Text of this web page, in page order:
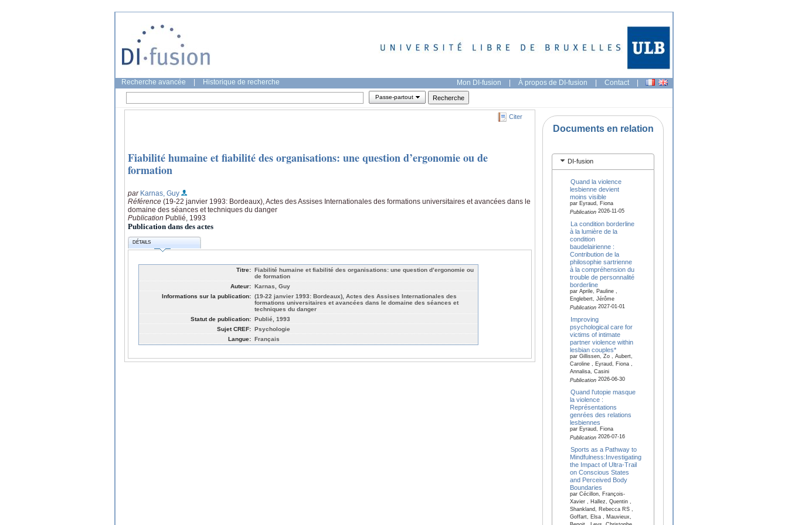
Recherche avancée Historique de recherche Mon DI-fusion | À propos de DI-fusion | Contact |
Passe-partout
Citer
Fiabilité humaine et fiabilité des organisations: une question d’ergonomie ou de
formation
par Karnas, Guy
Référence (19-22 janvier 1993: Bordeaux), Actes des Assises Internationales des formations universitaires et avancées dans le
domaine des séances et techniques du danger
Publication Publié, 1993
Publication dans des actes
DÉTAILS
Titre: Fiabilité humaine et fiabilité des organisations: une question d’ergonomie ou
de formation
Auteur: Karnas, Guy
Informations sur la publication: (19-22 janvier 1993: Bordeaux), Actes des Assises Internationales des
formations universitaires et avancées dans le domaine des séances et
techniques du danger
Statut de publication: Publié, 1993
Sujet CREF: Psychologie
Langue: Français
Documents en relation
DI-fusion
Quand la violence
lesbienne devient
moins visible
par Eyraud, Fiona
Publication2026-11-05
La condition borderline
à la lumière de la
condition
baudelairienne :
Contribution de la
philosophie sartrienne
à la compréhension du
trouble de personnalité
borderline
par Aprile, Pauline ,
Englebert, Jérôme
Publication2027-01-01
Improving
psychological care for
victims of intimate
partner violence within
lesbian couples*
par Gillissen, Zo , Aubert,
Caroline , Eyraud, Fiona ,
Annalisa, Casini
Publication2026-06-30
Quand l'utopie masque
la violence :
Représentations
genrées des relations
lesbiennes
par Eyraud, Fiona
Publication2026-07-16
Sports as a Pathway to
Mindfulness:Investigating
the Impact of Ultra-Trail
on Conscious States
and Perceived Body
Boundaries
par Cécillon, François-
Xavier , Hallez, Quentin ,
Shankland, Rebecca RS ,
Goffart, Elsa , Mauvieux,